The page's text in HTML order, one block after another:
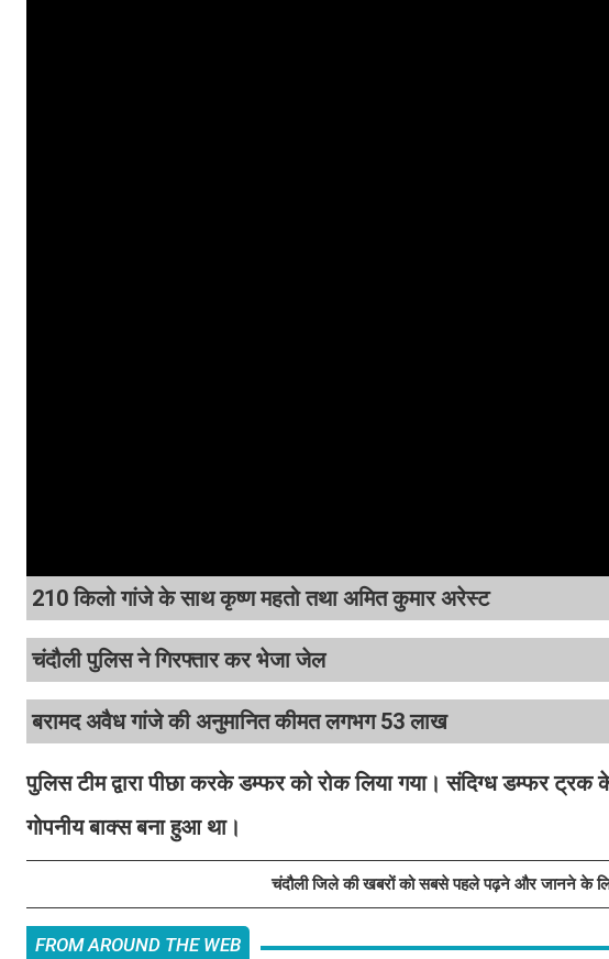
210 किलो गांजे के साथ कृष्ण महतो तथा अमित कुमार अरेस्ट
चंदौली पुलिस ने गिरफ्तार कर भेजा जेल
बरामद अवैध गांजे की अनुमानित कीमत लगभग 53 लाख
पुलिस टीम द्वारा पीछा करके डम्फर को रोक लिया गया। संदिग्ध डम्फर
गोपनीय बाक्स बना हुआ था।
चंदौली जिले की खबरों को सबसे पहले पढ़ने और जानने के
FROM AROUND THE WEB